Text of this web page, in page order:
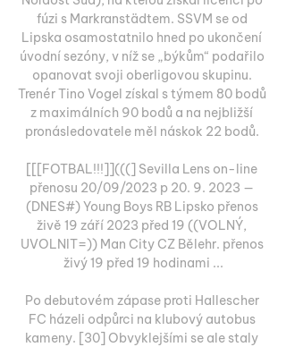
fúzi s Markranstädtem. SSVM se od
Lipska osamostatnilo hned po ukončení
úvodní sezóny, v níž se „býkům“ podařilo
opanovat svoji oberligovou skupinu.
Trenér Tino Vogel získal s týmem 80 bodů
z maximálních 90 bodů a na nejbližší
pronásledovatele měl náskok 22 bodů.
[[[FOTBAL!!!]](((] Sevilla Lens on-line
přenosu 20/09/2023 p 20. 9. 2023 —
(DNES#) Young Boys RB Lipsko přenos
živě 19 září 2023 před 19 ((VOLNÝ,
UVOLNIT=)) Man City CZ Bělehr. přenos
živý 19 před 19 hodinami ...
Po debutovém zápase proti Hallescher
FC házeli odpůrci na klubový autobus
kameny. [30] Obvyklejšími se ale staly